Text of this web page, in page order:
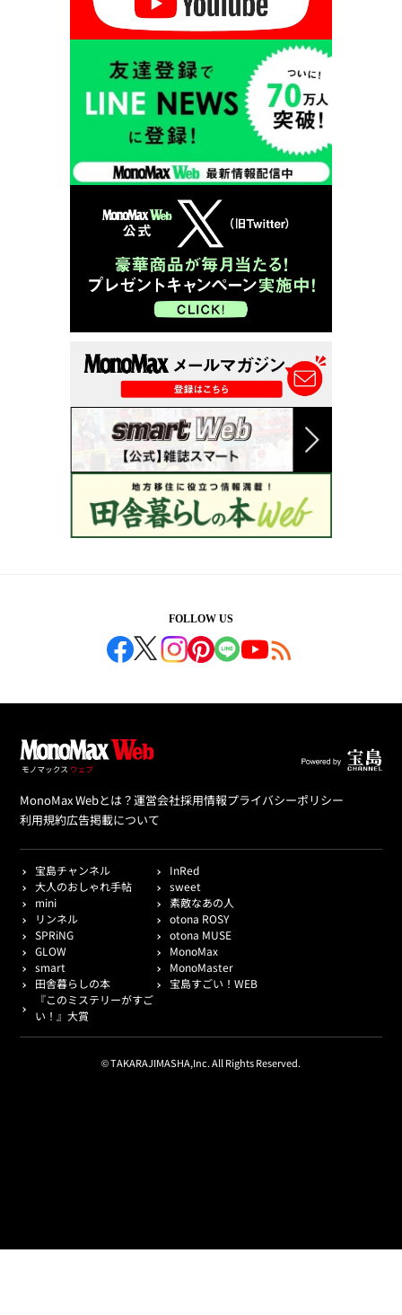
FOLLOW US
MonoMax Webとは？運営会社採用情報プライバシーポリシー
利用規約広告掲載について
宝島チャンネル
InRed
大人のおしゃれ手帖
sweet
mini
素敵なあの人
リンネル
otona ROSY
SPRiNG
otona MUSE
GLOW
MonoMax
smart
MonoMaster
田舎暮らしの本
宝島すごい！WEB
『このミステリーがすご
い！』大賞
© TAKARAJIMASHA,Inc. All Rights Reserved.